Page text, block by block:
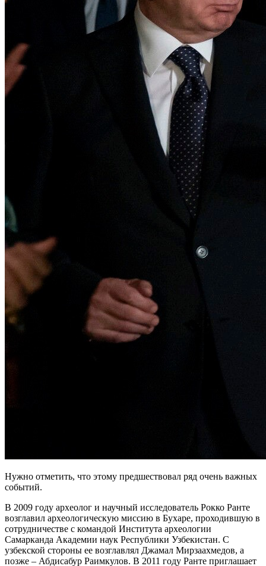
Нужно отметить, что этому предшествовал ряд очень важных
событий.
В 2009 году археолог и научный исследователь Рокко Ранте
возглавил археологическую миссию в Бухаре, проходившую в
сотрудничестве с командой Института археологии
Самарканда Академии наук Республики Узбекистан. С
узбекской стороны ее возглавлял Джамал Мирзаахмедов, а
позже – Абдисабур Раимкулов. В 2011 году Ранте приглашает